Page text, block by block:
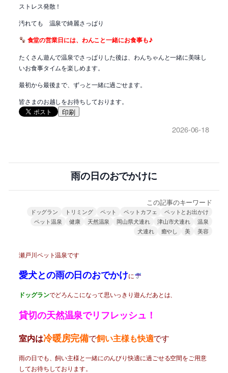
ストレス発散！
汚れても 温泉で綺麗さっぱり
食堂の営業日には、わんこと一緒にお食事も♪
たくさん遊んで温泉でさっぱりした後は、わんちゃんと一緒に美味し
いお食事タイムを楽しめます。
最初から最後まで、ずっと一緒に過ごせます。
皆さまのお越しをお待ちしております。
印刷
2026-06-18
雨の日のおでかけに
この記事のキーワード
ドッグラン トリミング ペット ペットカフェ
ペットとお出かけ
ペット温泉
健康 天然温泉 岡山県犬連れ 津山市犬連れ
温泉
犬連れ
癒やし 美 美容
瀬戸川ペット温泉です
愛犬との雨の日のおでかけに
ドッグランでどろんこになって思いっきり遊んだあとは、
貸切の天然温泉でリフレッシュ！
室内は冷暖房完備で飼い主様も快適です
雨の日でも、飼い主様と一緒にのんびり快適に過ごせる空間をご用意
してお待ちしております。